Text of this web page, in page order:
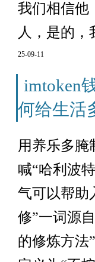
我们相信他
人，是的，
25-09-11
imtoken
何给生活
用养乐多腌
喊“哈利波
气可以帮助
修”一词源
的修炼方法